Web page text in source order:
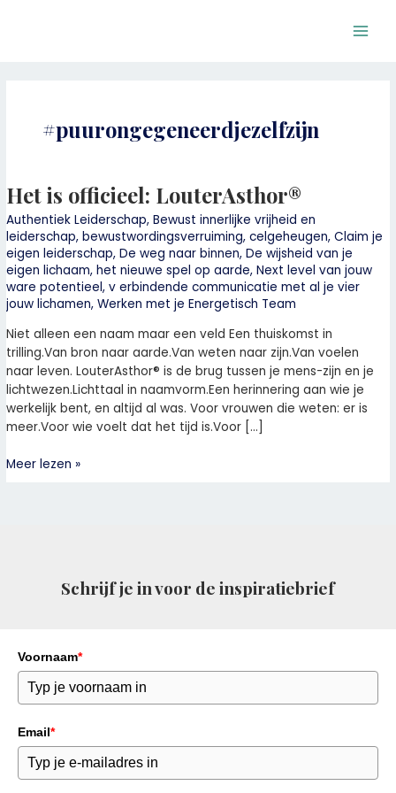
#puurongegeneerdjezelfzijn
Het is officieel: LouterAsthor®
Authentiek Leiderschap,Bewust innerlijke vrijheid en
leiderschap,bewustwordingsverruiming,celgeheugen,Claim je
eigen leiderschap,De weg naar binnen,De wijsheid van je
eigen lichaam,het nieuwe spel op aarde,Next level van jouw
ware potentieel,v erbindende communicatie met al je vier
jouw lichamen,Werken met je Energetisch Team
Niet alleen een naam maar een veld Een thuiskomst in
trilling.Van bron naar aarde.Van weten naar zijn.Van voelen
naar leven. LouterAsthor® is de brug tussen je mens-zijn en je
lichtwezen.Lichttaal in naamvorm.Een herinnering aan wie je
werkelijk bent, en altijd al was. Voor vrouwen die weten: er is
meer.Voor wie voelt dat het tijd is.Voor […]
Het
is
officieel:
LouterAsthor®
Meer lezen »
Schrijf je in voor de inspiratiebrief
Voornaam*
Email*